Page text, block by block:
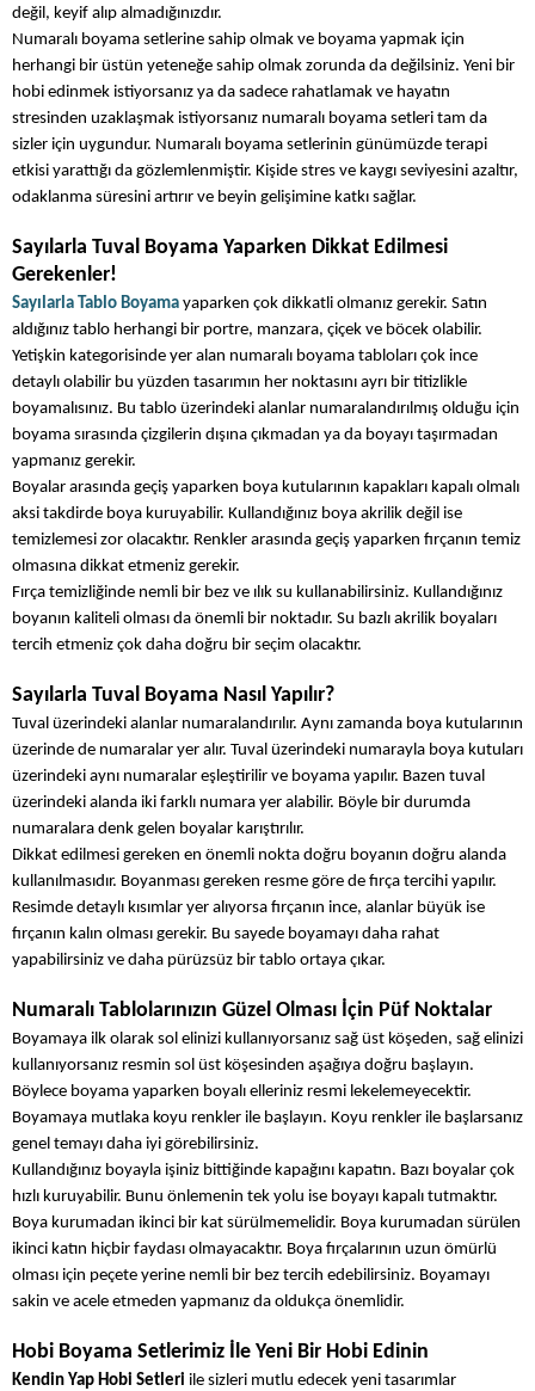
değil, keyif alıp almadığınızdır.
Numaralı boyama setlerine sahip olmak ve boyama yapmak için
herhangi bir üstün yeteneğe sahip olmak zorunda da değilsiniz. Yeni bir
hobi edinmek istiyorsanız ya da sadece rahatlamak ve hayatın
stresinden uzaklaşmak istiyorsanız numaralı boyama setleri tam da
sizler için uygundur. Numaralı boyama setlerinin günümüzde terapi
etkisi yarattığı da gözlemlenmiştir. Kişide stres ve kaygı seviyesini azaltır,
odaklanma süresini artırır ve beyin gelişimine katkı sağlar.
Sayılarla Tuval Boyama Yaparken Dikkat Edilmesi
Gerekenler!
Sayılarla Tablo Boyama yaparken çok dikkatli olmanız gerekir. Satın
aldığınız tablo herhangi bir portre, manzara, çiçek ve böcek olabilir.
Yetişkin kategorisinde yer alan numaralı boyama tabloları çok ince
detaylı olabilir bu yüzden tasarımın her noktasını ayrı bir titizlikle
boyamalısınız. Bu tablo üzerindeki alanlar numaralandırılmış olduğu için
boyama sırasında çizgilerin dışına çıkmadan ya da boyayı taşırmadan
yapmanız gerekir.
Boyalar arasında geçiş yaparken boya kutularının kapakları kapalı olmalı
aksi takdirde boya kuruyabilir. Kullandığınız boya akrilik değil ise
temizlemesi zor olacaktır. Renkler arasında geçiş yaparken fırçanın temiz
olmasına dikkat etmeniz gerekir.
Fırça temizliğinde nemli bir bez ve ılık su kullanabilirsiniz. Kullandığınız
boyanın kaliteli olması da önemli bir noktadır. Su bazlı akrilik boyaları
tercih etmeniz çok daha doğru bir seçim olacaktır.
Sayılarla Tuval Boyama Nasıl Yapılır?
Tuval üzerindeki alanlar numaralandırılır. Aynı zamanda boya kutularının
üzerinde de numaralar yer alır. Tuval üzerindeki numarayla boya kutuları
üzerindeki aynı numaralar eşleştirilir ve boyama yapılır. Bazen tuval
üzerindeki alanda iki farklı numara yer alabilir. Böyle bir durumda
numaralara denk gelen boyalar karıştırılır.
Dikkat edilmesi gereken en önemli nokta doğru boyanın doğru alanda
kullanılmasıdır. Boyanması gereken resme göre de fırça tercihi yapılır.
Resimde detaylı kısımlar yer alıyorsa fırçanın ince, alanlar büyük ise
fırçanın kalın olması gerekir. Bu sayede boyamayı daha rahat
yapabilirsiniz ve daha pürüzsüz bir tablo ortaya çıkar.
Numaralı Tablolarınızın Güzel Olması İçin Püf Noktalar
Boyamaya ilk olarak sol elinizi kullanıyorsanız sağ üst köşeden, sağ elinizi
kullanıyorsanız resmin sol üst köşesinden aşağıya doğru başlayın.
Böylece boyama yaparken boyalı elleriniz resmi lekelemeyecektir.
Boyamaya mutlaka koyu renkler ile başlayın. Koyu renkler ile başlarsanız
genel temayı daha iyi görebilirsiniz.
Kullandığınız boyayla işiniz bittiğinde kapağını kapatın. Bazı boyalar çok
hızlı kuruyabilir. Bunu önlemenin tek yolu ise boyayı kapalı tutmaktır.
Boya kurumadan ikinci bir kat sürülmemelidir. Boya kurumadan sürülen
ikinci katın hiçbir faydası olmayacaktır. Boya fırçalarının uzun ömürlü
olması için peçete yerine nemli bir bez tercih edebilirsiniz. Boyamayı
sakin ve acele etmeden yapmanız da oldukça önemlidir.
Hobi Boyama Setlerimiz İle Yeni Bir Hobi Edinin
Kendin Yap Hobi Setleri ile sizleri mutlu edecek yeni tasarımlar